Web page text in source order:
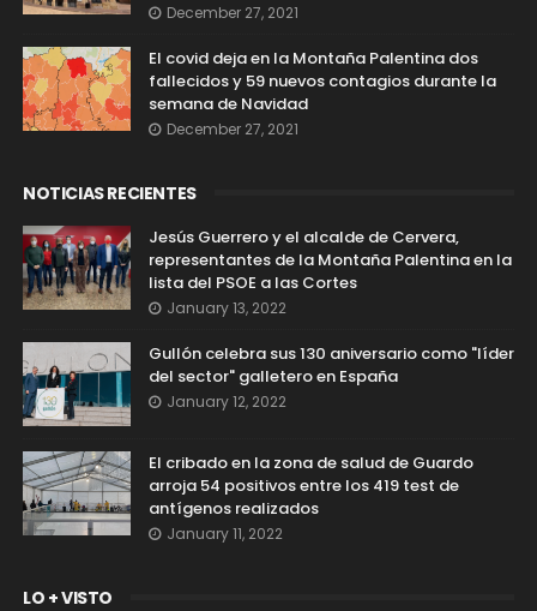
December 27, 2021
El covid deja en la Montaña Palentina dos
fallecidos y 59 nuevos contagios durante la
semana de Navidad
December 27, 2021
NOTICIAS RECIENTES
Jesús Guerrero y el alcalde de Cervera,
representantes de la Montaña Palentina en la
lista del PSOE a las Cortes
January 13, 2022
Gullón celebra sus 130 aniversario como "líder
del sector" galletero en España
January 12, 2022
El cribado en la zona de salud de Guardo
arroja 54 positivos entre los 419 test de
antígenos realizados
January 11, 2022
LO + VISTO